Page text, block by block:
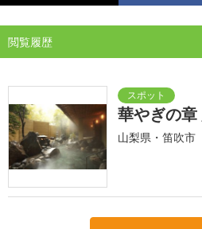
閲覧履歴
華やぎの章
山梨県・笛吹市